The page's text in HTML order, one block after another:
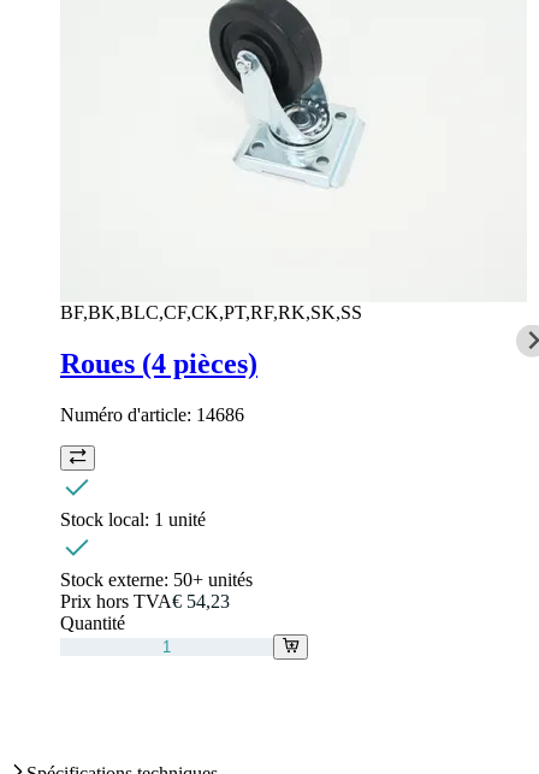
BF,BK,BLC,CF,CK,PT,RF,RK,SK,SS
Roues (4 pièces)
Numéro d'article: 14686
Stock local: 1 unité
Stock externe: 50+ unités
Prix hors TVA€ 54,23
Quantité